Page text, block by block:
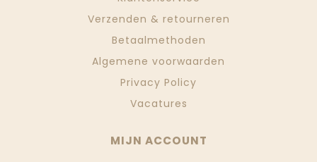
Verzenden & retourneren
Betaalmethoden
Algemene voorwaarden
Privacy Policy
Vacatures
MIJN ACCOUNT